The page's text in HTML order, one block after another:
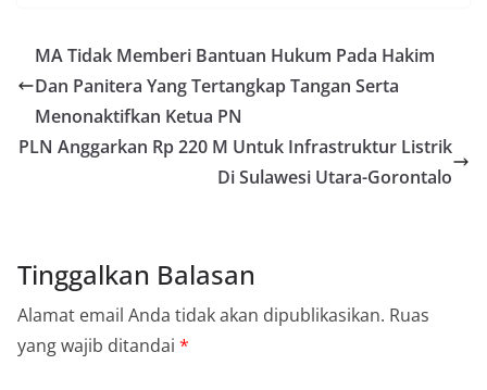
MA Tidak Memberi Bantuan Hukum Pada Hakim
Dan Panitera Yang Tertangkap Tangan Serta
Menonaktifkan Ketua PN
PLN Anggarkan Rp 220 M Untuk Infrastruktur Listrik
Di Sulawesi Utara-Gorontalo
Tinggalkan Balasan
Alamat email Anda tidak akan dipublikasikan. Ruas
yang wajib ditandai *